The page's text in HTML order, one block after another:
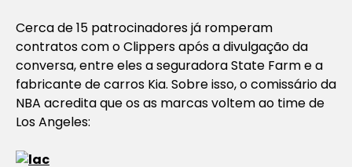
Cerca de 15 patrocinadores já romperam
contratos com o Clippers após a divulgação da
conversa, entre eles a seguradora State Farm e a
fabricante de carros Kia. Sobre isso, o comissário da
NBA acredita que os as marcas voltem ao time de
Los Angeles: